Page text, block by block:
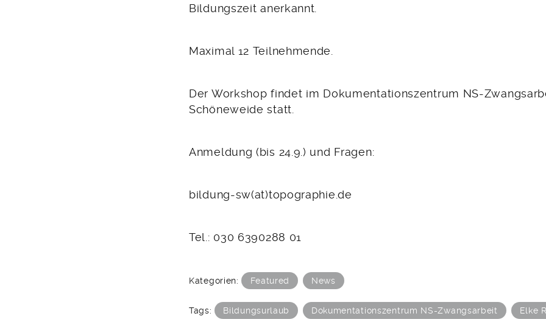
Bildungszeit anerkannt.
Maximal 12 Teilnehmende.
Der Workshop findet im Dokumentationszentrum NS-
Schöneweide statt.
Anmeldung (bis 24.9.) und Fragen:
bildung-sw(at)topographie.de
Tel.: 030 6390288 01
Kategorien: Featured News
Tags: Bildungsurlaub Dokumentationszentrum NS-Zwangsarbeit Elke